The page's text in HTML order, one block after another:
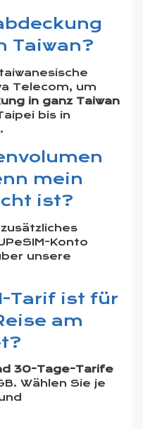
Taiwan?
Telecom, um
in ganz Taiwan
bis in
mein
ist?
Konto
unsere
Tarif ist für
am
30-Tage-Tarife
Wählen Sie je